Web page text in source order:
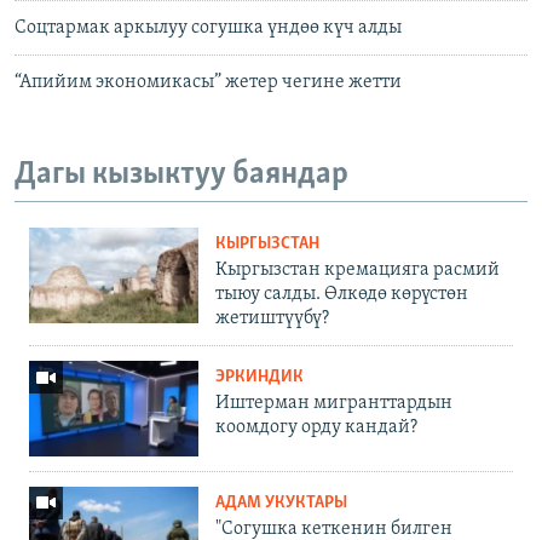
Соцтармак аркылуу согушка үндөө күч алды
“Апийим экономикасы” жетер чегине жетти
Дагы кызыктуу баяндар
КЫРГЫЗСТАН
Кыргызстан кремацияга расмий
тыюу салды. Өлкөдө көрүстөн
жетиштүүбү?
ЭРКИНДИК
Иштерман мигранттардын
коомдогу орду кандай?
АДАМ УКУКТАРЫ
"Согушка кеткенин билген